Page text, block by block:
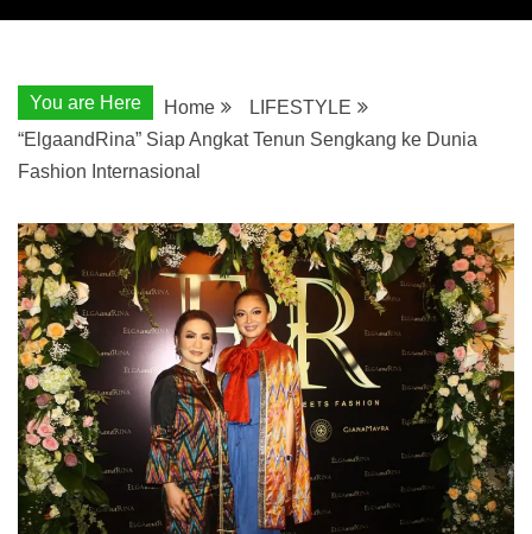
You are Here Home
LIFESTYLE
“ElgaandRina” Siap Angkat Tenun Sengkang ke Dunia
Fashion Internasional